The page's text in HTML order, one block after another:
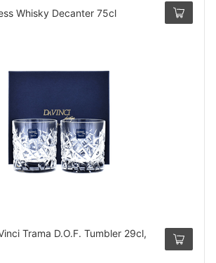
Whisky Decanter 75cl
Trama D.O.F. Tumbler 29cl,